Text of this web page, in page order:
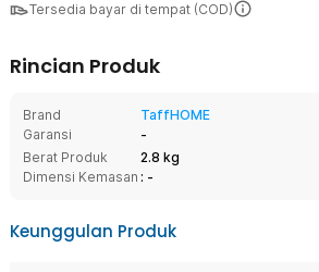
Tersedia bayar di tempat (COD)
Rincian Produk
Brand
TaffHOME
Garansi
-
Berat Produk
2.8 kg
Dimensi Kemasan : -
Keunggulan Produk